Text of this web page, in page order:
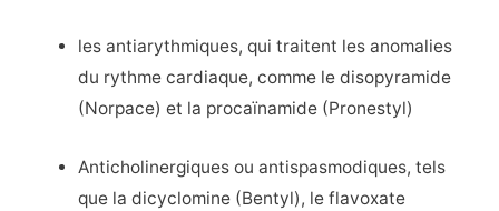
les antiarythmiques, qui traitent les anomalies
du rythme cardiaque, comme le disopyramide
(Norpace) et la procaïnamide (Pronestyl)
Anticholinergiques ou antispasmodiques, tels
que la dicyclomine (Bentyl), le flavoxate